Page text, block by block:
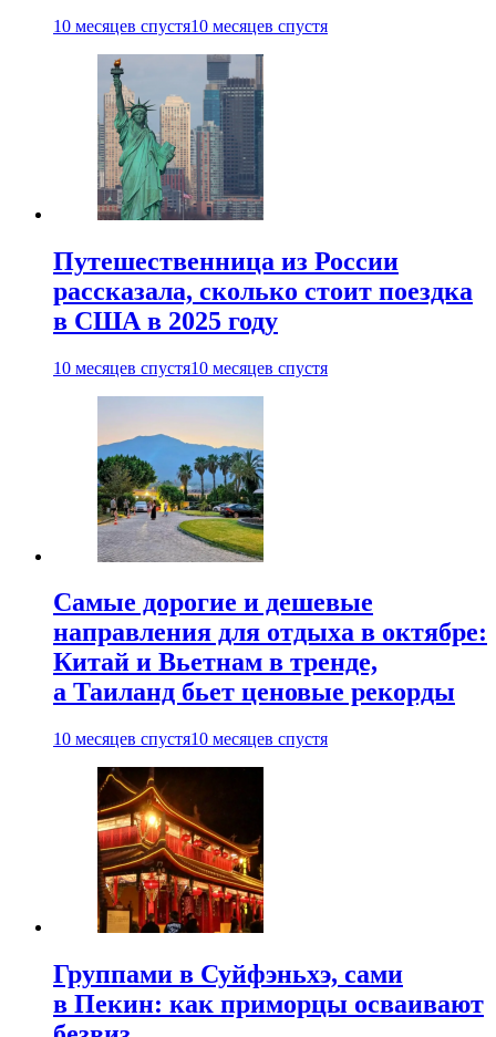
10 месяцев спустя10 месяцев спустя
Путешественница из России
рассказала, сколько стоит поездка
в США в 2025 году
10 месяцев спустя10 месяцев спустя
Самые дорогие и дешевые
направления для отдыха в октябре:
Китай и Вьетнам в тренде,
а Таиланд бьет ценовые рекорды
10 месяцев спустя10 месяцев спустя
Группами в Суйфэньхэ, сами
в Пекин: как приморцы осваивают